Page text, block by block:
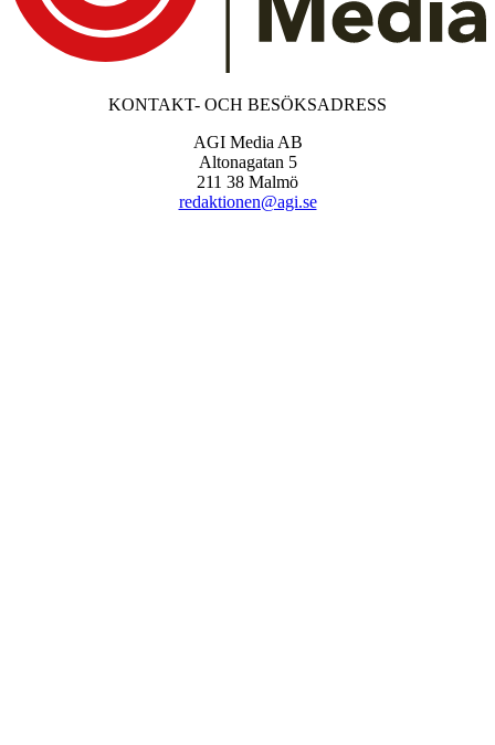
KONTAKT- OCH BESÖKSADRESS
AGI Media AB
Altonagatan 5
211 38 Malmö
redaktionen@agi.se